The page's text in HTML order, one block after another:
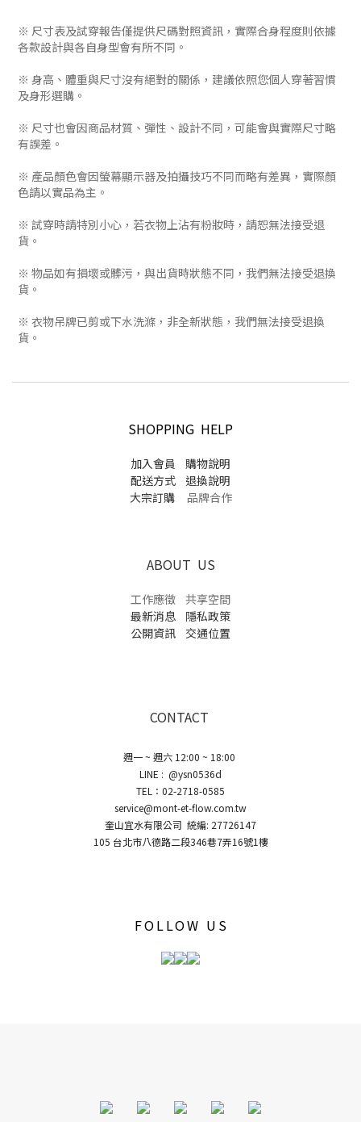
※ 尺寸表及試穿報告僅提供尺碼對照資訊，實際合身程度則依據
各款設計與各自身型會有所不同。
※ 身高、體重與尺寸沒有絕對的關係，建議依照您個人穿著習慣
及身形選購。
※ 尺寸也會因商品材質、彈性、設計不同，可能會與實際尺寸略
有誤差。
※ 產品顏色會因螢幕顯示器及拍攝技巧不同而略有差異，實際顏
色請以實品為主。
※ 試穿時請特別小心，若衣物上沾有粉妝時，請恕無法接受退
貨。
※ 物品如有損壞或髒污，與出貨時狀態不同，我們無法接受退換
貨。
※ 衣物吊牌已剪或下水洗滌，非全新狀態，我們無法接受退換
貨。
SHOPPING HELP
加入會員
購物說明
配送方式
退換說明
大宗訂購品牌合作
ABOUT US
工作應徵 共享空間
最新消息
隱私政策
公開資訊
交通位置
CONTACT
週一 ~ 週六 12:00 ~ 18:00
LINE : @ysn0536d
TEL：02-2718-0585
service@mont-et-flow.com.tw
奎山宜水有限公司 統編: 27726147
105 台北市八德路二段346巷7弄16號1樓
FOLLOW US